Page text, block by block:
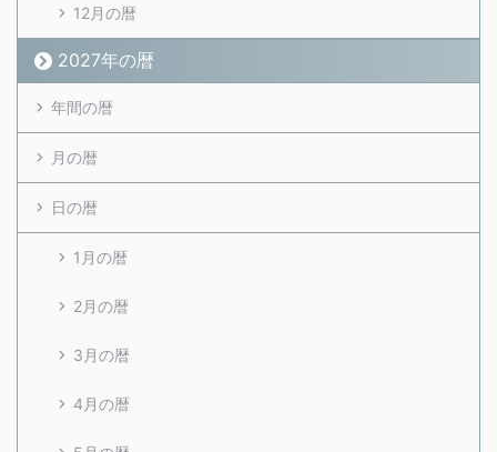
12月の暦
2027年の暦
年間の暦
月の暦
日の暦
1月の暦
2月の暦
3月の暦
4月の暦